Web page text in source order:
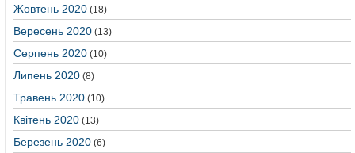
Жовтень 2020 (18)
Вересень 2020 (13)
Серпень 2020 (10)
Липень 2020 (8)
Травень 2020 (10)
Квітень 2020 (13)
Березень 2020 (6)